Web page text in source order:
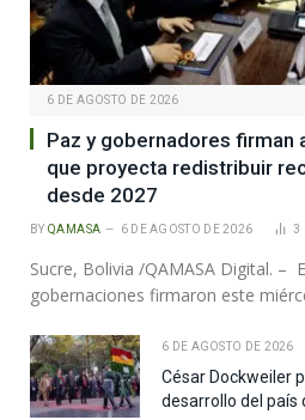
6 DE AGOSTO DE 2026
Paz y gobernadores firman
que proyecta redistribuir
desde 2027
BY QAMASA 6 DE AGOSTO DE 2026 3
Sucre, Bolivia /QAMASA Digital. –
gobernaciones firmaron este
6 DE AGOSTO DE 2026
César Dockweiler
desarrollo del país